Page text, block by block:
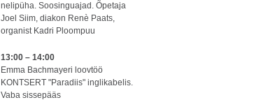
nelipüha. Soosinguajad. Õpetaja
Joel Siim, diakon Renè Paats,
organist Kadri Ploompuu
13:00 – 14:00
Emma Bachmayeri loovtöö
KONTSERT "Paradiis" inglikabelis.
Vaba sissepääs